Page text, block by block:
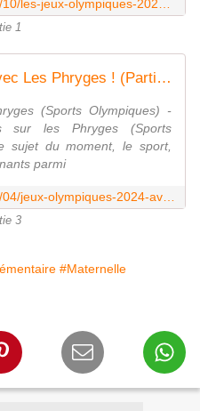
1
Jeux Olympiques 2024 avec Les Phryges ! (Partie 3) [Support][Banque d'images] - Le Bazar du Lion
(Sports Olympiques) -
sur les Phryges (Sports
sujet du moment, le sport,
parmi
3
#Maternelle